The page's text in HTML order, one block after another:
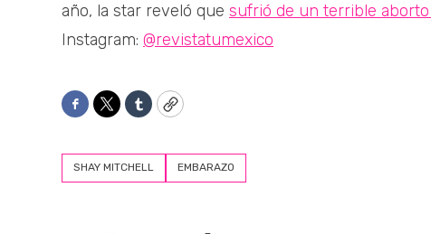
año, la star reveló que sufrió de un terrible
Instagram: @revistatumexico
Facebook
TwitterTumblrCopy
SHAY MITCHELL EMBARAZO